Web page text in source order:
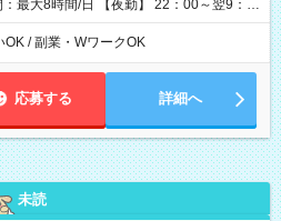
最大8時間/日 【夜勤】 22：00～翌9：
時から翌9時 など ※上記の時間
週同じ曜日での勤務となります）
/ 副業・WワークOK
応募する 詳細へ
未読